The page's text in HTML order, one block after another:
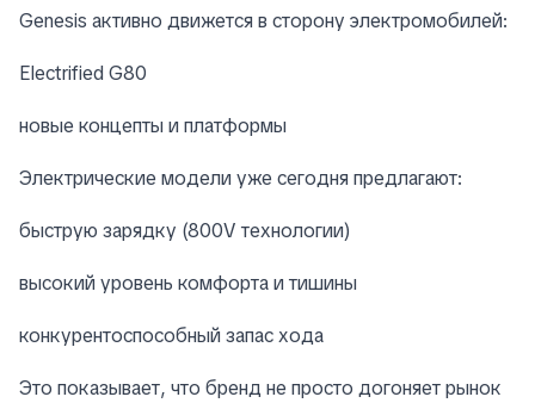
Genesis активно движется в сторону электромобилей:
Electrified G80
новые концепты и платформы
Электрические модели уже сегодня предлагают:
быструю зарядку (800V технологии)
высокий уровень комфорта и тишины
конкурентоспособный запас хода
Это показывает, что бренд не просто догоняет рынок